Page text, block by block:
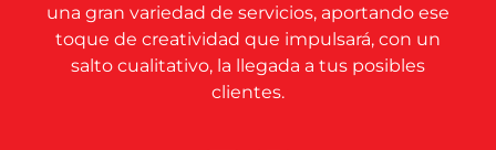
una gran variedad de servicios, aportando ese
toque de creatividad que impulsará, con un
salto cualitativo, la llegada a tus posibles
clientes.